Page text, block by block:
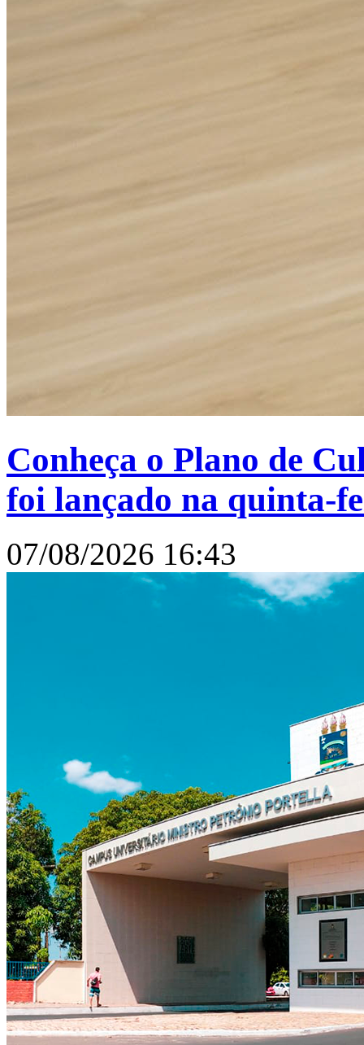
Conheça o Plano de
foi lançado na quinta-
07/08/2026 16:43